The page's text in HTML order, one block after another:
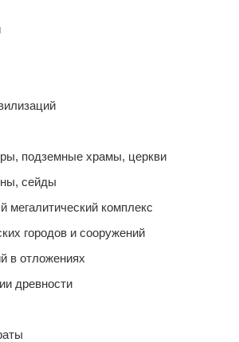
подземные храмы, церкви
сейды
мегалитический комплекс
городов и сооружений
в отложениях
древности